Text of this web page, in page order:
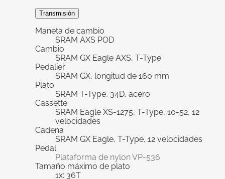
Transmisión
Maneta de cambio
SRAM AXS POD
Cambio
SRAM GX Eagle AXS, T-Type
Pedalier
SRAM GX, longitud de 160 mm
Plato
SRAM T-Type, 34D, acero
Cassette
SRAM Eagle XS-1275, T-Type, 10-52, 12
velocidades
Cadena
SRAM GX Eagle, T-Type, 12 velocidades
Pedal
Plataforma de nylon VP-536
Tamaño máximo de plato
1x: 36T